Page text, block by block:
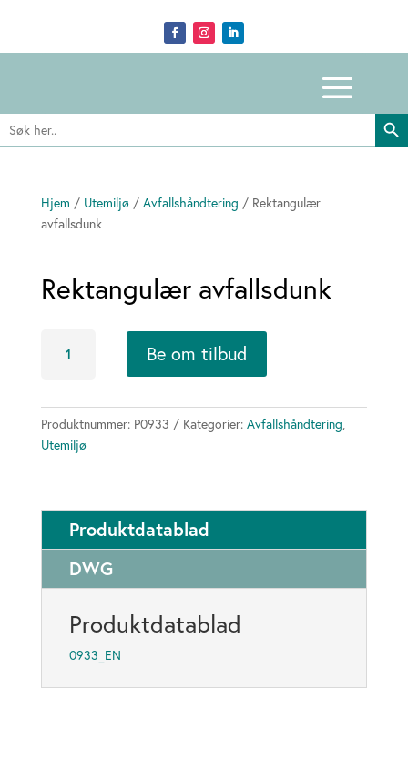
Search
for:
Search
Hjem / Utemiljø/ Avfallshåndtering / Rektangulær
avfallsdunk
Rektangulær avfallsdunk
avfallsdunk
Be om tilbud
Produktnummer: P0933 Kategorier: Avfallshåndtering
Utemiljø
Produktdatablad
DWG
Produktdatablad
0933_EN